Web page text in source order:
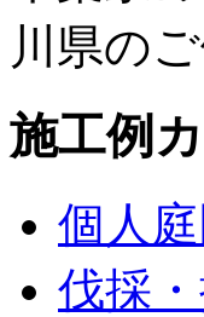
川県の
施工例
個人
伐採